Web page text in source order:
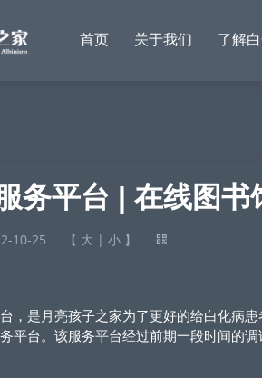
首页 关于我们 了解
务平台 | 在线图书
10-25 【 大 | 小 】
是月亮孩子之家为了更好的给白化病患
平台。该服务平台经过前期一段时间的调